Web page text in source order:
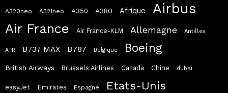
A320neo A321neo A350 A380 Afrique Airbus
Air France Air France-KLM Allemagne Antilles
ATR B737 MAX B787 Belgique Boeing
British Airways Brussels Airlines Canada Chine dubai
easyJet Emirates Espagne Etats-Unis